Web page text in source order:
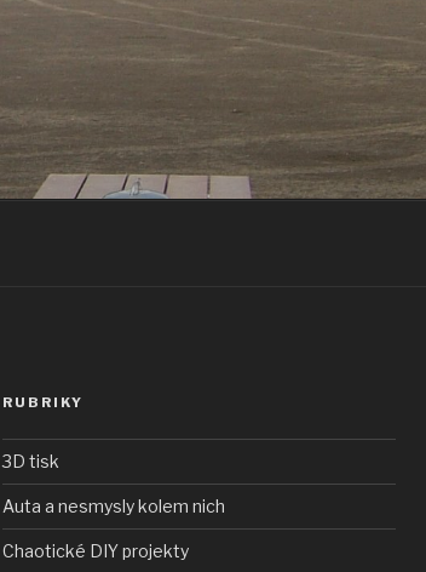
RUBRIKY
3D tisk
Auta a nesmysly kolem nich
Chaotické DIY projekty